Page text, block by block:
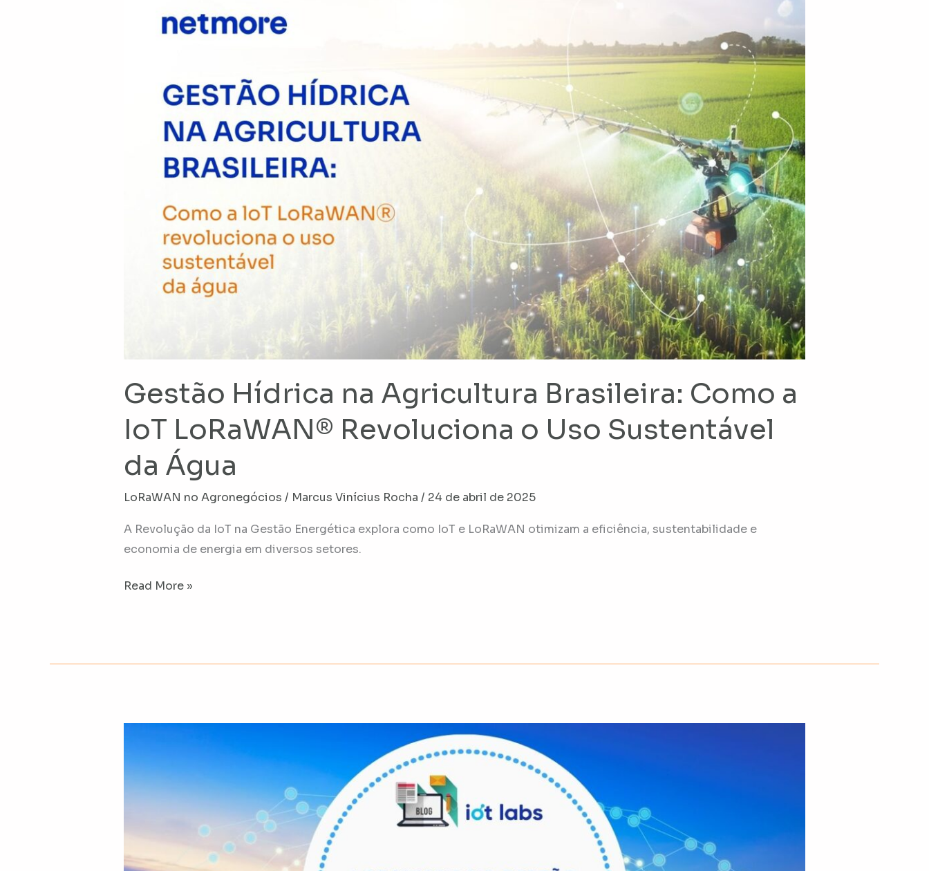
Gestão Hídrica na Agricultura Brasileira: Como a
IoT LoRaWAN® Revoluciona o Uso Sustentável
da Água
LoRaWAN no Agronegócios / Marcus Vinícius Rocha / 24 de abril de 2025
A Revolução da IoT na Gestão Energética explora como IoT e LoRaWAN otimizam a eficiência, sustentabilidade e
economia de energia em diversos setores.
LoRaWAN®
Revoluciona
Sustentável
Read More »
Gestão
Hídrica:
Impacto